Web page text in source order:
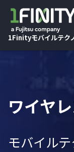
1Finityモバイルテク
ワイヤ
モバイル